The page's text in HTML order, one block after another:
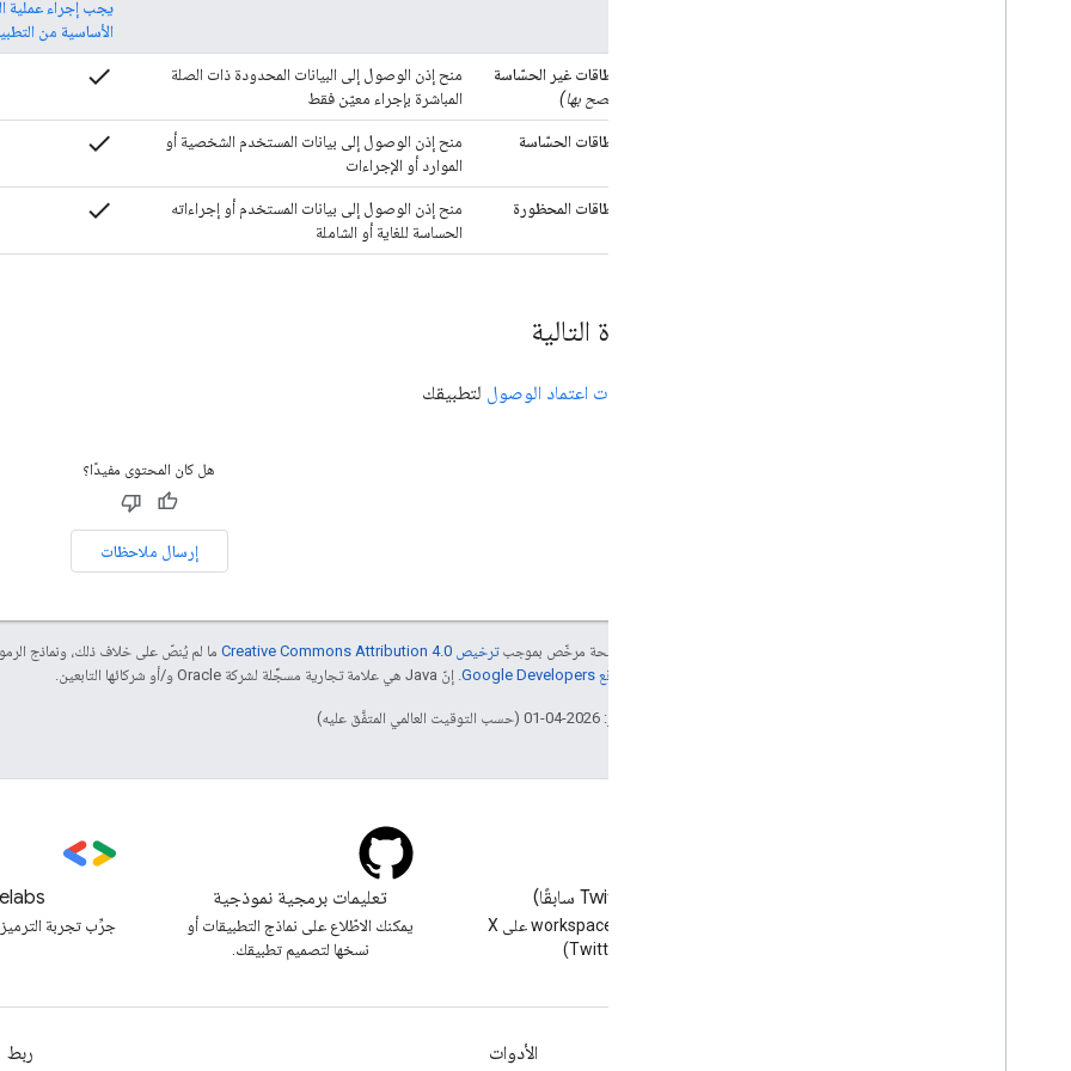
يجب إجراء عملية
الأساسية من
النطاقات غير الحسّاسة
(يُنصح بها)
منح إذن الوصول إلى البيانات المحدودة ذات الصلة
المباشرة بإجراء معيّن فقط
check
النطاقات الحسّاسة
منح إذن الوصول إلى بيانات المستخدم الشخصية أو
الموارد أو الإجراءات
check
النطاقات المحظورة
منح إذن الوصول إلى بيانات المستخدم أو إجراءاته
الحساسة للغاية أو الشاملة
check
الخطوة التالية
إنشاء بيانات اعتماد الوصول لتطبيقك
هل كان المحتوى مفيدًا؟
إرسال ملاحظات
إنّ محتوى هذه الصفحة مرخّص بموجبترخيص Creative Commons Attribution 4.0‏ ما لم يُنصّ على خلاف ذلك، ونماذج
سياسات موقع Google Developers‏ . إنّ Java هي علامة تجارية مسجَّلة لشركة Oracle و/أو شركائها التابعين.
تاريخ التعديل الأخير: 2026-04-01 (حسب التوقيت العالمي المتفَّق عليه)
متابعة @workspacedevs على X
(Twitter)
تعليمات برمجية نموذجية
يمكنك الاطّلاع على نماذج التطبيقات أو
نسخها لتصميم تطبيقك.
جرِّب تجربة الترميز
الأدوات ربط